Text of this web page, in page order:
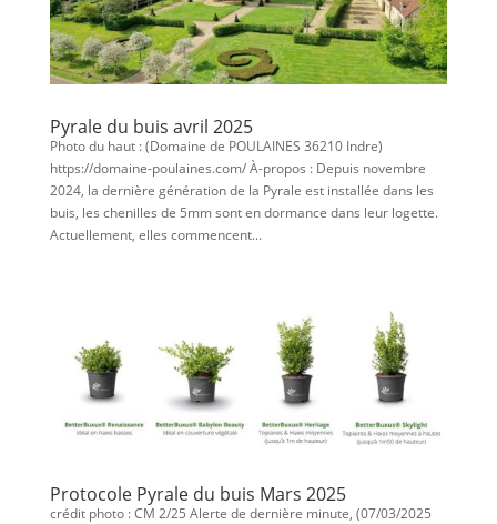
Pyrale du buis avril 2025
Photo du haut : (Domaine de POULAINES 36210 Indre)
https://domaine-poulaines.com/ À-propos : Depuis novembre
2024, la dernière génération de la Pyrale est installée dans les
buis, les chenilles de 5mm sont en dormance dans leur logette.
Actuellement, elles commencent...
Protocole Pyrale du buis Mars 2025
crédit photo : CM 2/25 Alerte de dernière minute, (07/03/2025